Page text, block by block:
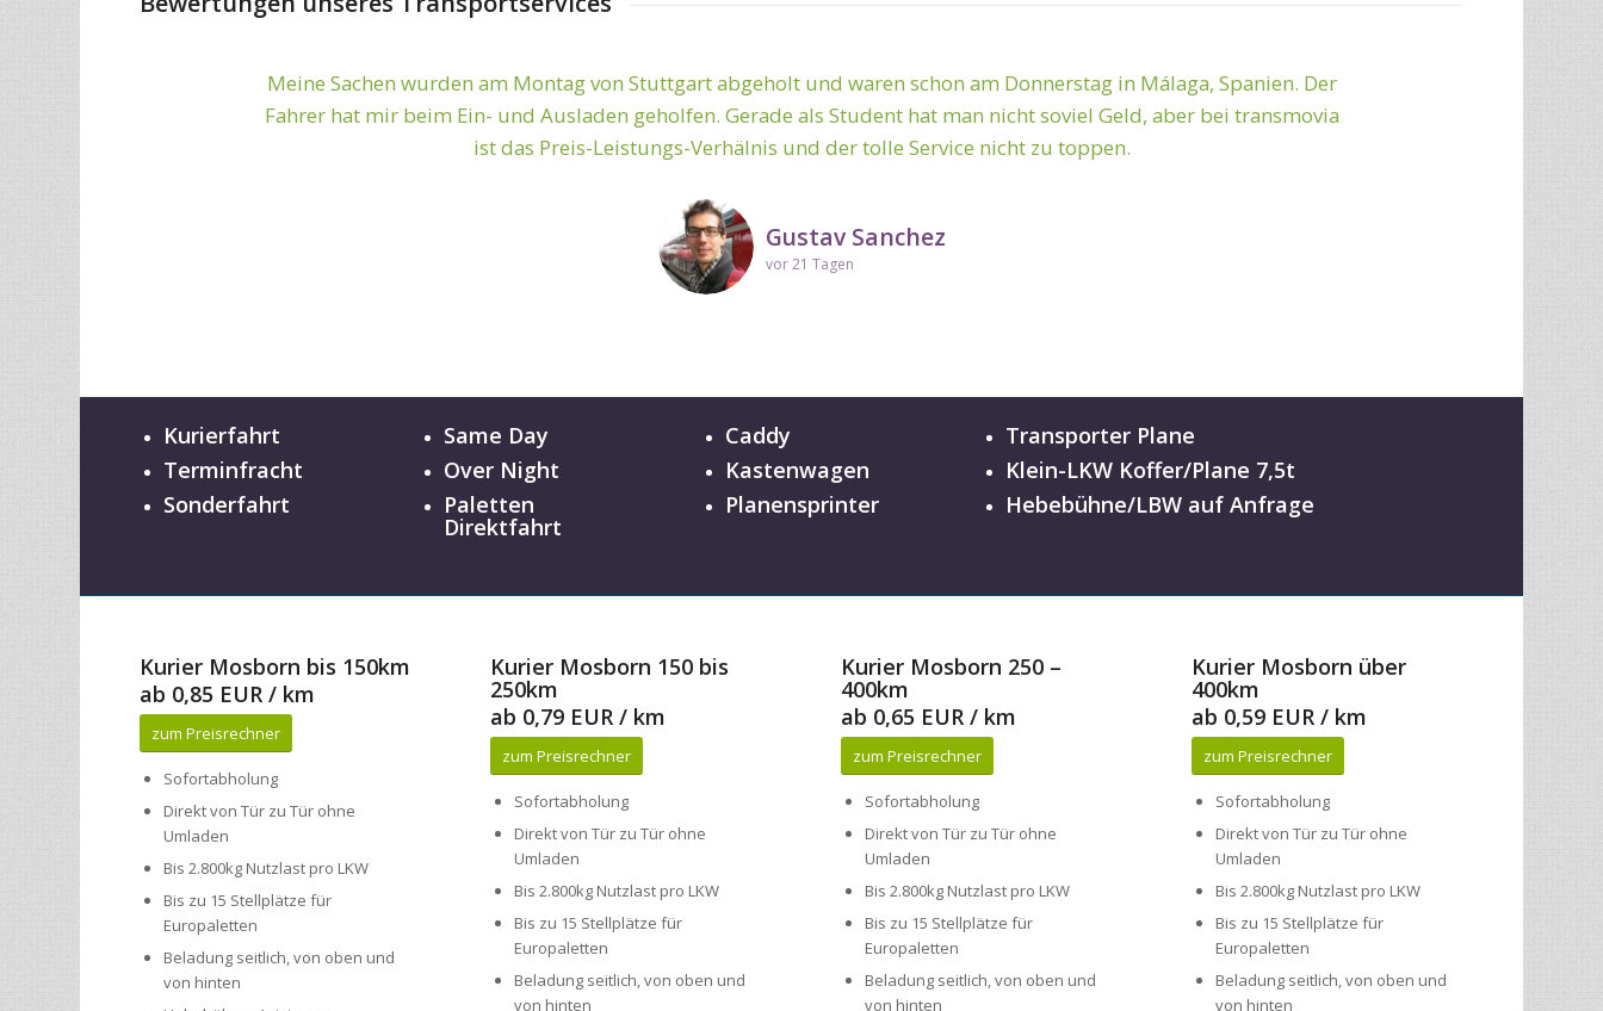
Meine Sachen wurden am Montag von Stuttgart abgeholt und waren schon am Donnerstag in Málaga, Spanien. Der
Fahrer hat mir beim Ein- und Ausladen geholfen. Gerade als Student hat man nicht soviel Geld, aber bei transmovia
ist das Preis-Leistungs-Verhälnis und der tolle Service nicht zu toppen.
Gustav Sanchez
vor 21 Tagen
Zuverlässig und schnell! Sehr zufriden mit den Leistungen! Danke für die gute Zusammenarbeit!
Terminfracht
Sonderfahrt
Over Night
Paletten
Direktfahrt
Kastenwagen
Planensprinter
Klein-LKW Koffer/Plane 7,5t
Hebebühne/LBW auf Anfrage
Kurier Mosborn bis 150km
zum Preisrechner
Sofortabholung
Direkt von Tür zu Tür ohne
Umladen
Bis 2.800kg Nutzlast pro LKW
Bis zu 15 Stellplätze für
Europaletten
Beladung seitlich, von oben und
von hinten
Hebebühne, Avisierung,
Transporthelfer…
Kurier Mosborn 150 bis
ab 0,79 EUR / km
zum Preisrechner
Sofortabholung
Direkt von Tür zu Tür ohne
Umladen
Bis 2.800kg Nutzlast pro LKW
Bis zu 15 Stellplätze für
Europaletten
Beladung seitlich, von oben und
von hinten
Hebebühne, Avisierung,
Transporthelfer…
Kurier Mosborn 250 –
ab 0,65 EUR / km
zum Preisrechner
Sofortabholung
Direkt von Tür zu Tür ohne
Umladen
Bis 2.800kg Nutzlast pro LKW
Bis zu 15 Stellplätze für
Europaletten
Beladung seitlich, von oben und
von hinten
Hebebühne, Avisierung,
Transporthelfer…
Kurier Mosborn über
ab 0,59 EUR / km
zum Preisrechner
Sofortabholung
Direkt von Tür zu Tür ohne
Umladen
Bis 2.800kg Nutzlast pro LKW
Bis zu 15 Stellplätze für
Europaletten
Beladung seitlich, von oben und
von hinten
Hebebühne, Avisierung,
Transporthelfer…